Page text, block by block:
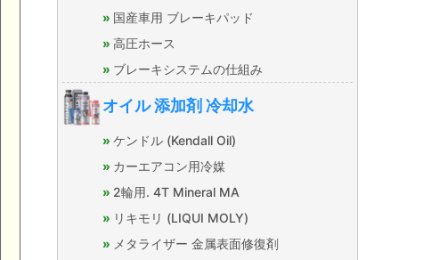
国産車用 ブレーキパッド
高圧ホース
ブレーキシステムの仕組み
オイル 添加剤 冷却水
ケンドル (Kendall Oil)
カーエアコン用冷媒
2輪用. 4T Mineral MA
リキモリ (LIQUI MOLY)
メタライザー 金属表面修復剤